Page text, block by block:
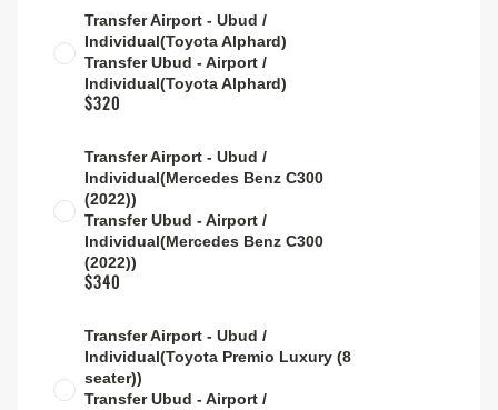
Transfer Airport - Ubud /
Individual(Toyota Alphard)
Transfer Ubud - Airport /
Individual(Toyota Alphard)
$320
Transfer Airport - Ubud /
Individual(Mercedes Benz C300
(2022))
Transfer Ubud - Airport /
Individual(Mercedes Benz C300
(2022))
$340
Transfer Airport - Ubud /
Individual(Toyota Premio Luxury (8
seater))
Transfer Ubud - Airport /